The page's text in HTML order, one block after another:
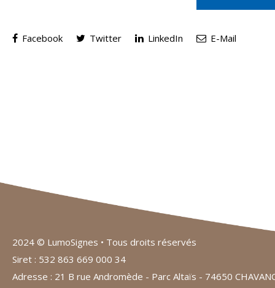
Facebook Twitter LinkedIn E-Mail
2024 © LumoSignes • Tous droits réservés
Siret : 532 863 669 000 34
Adresse : 21 B rue Andromède - Parc Altaïs - 74650